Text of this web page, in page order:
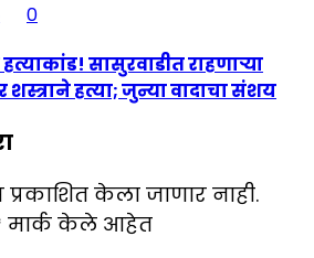
0
सासुरवाडीत राहणाऱ्या
शस्त्राने हत्या; जुन्या वादाचा संशय
केला जाणार नाही.
मार्क केले आहेत